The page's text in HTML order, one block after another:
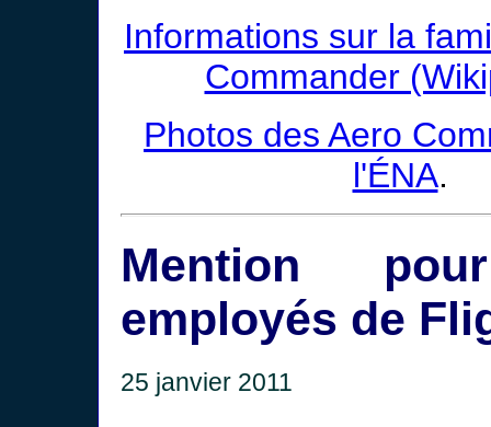
Informations sur la
Commander
Photos des Aero
l'ÉNA.
Mention
employés de
25 janvier 2011